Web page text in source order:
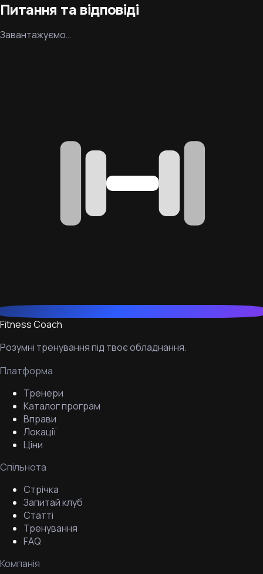
Питання та відповіді
Завантажуємо…
Fitness Coach
Розумні тренування під твоє обладнання.
Платформа
Тренери
Каталог програм
Вправи
Локації
Ціни
Спільнота
Стрічка
Запитай клуб
Статті
Тренування
FAQ
Компанія